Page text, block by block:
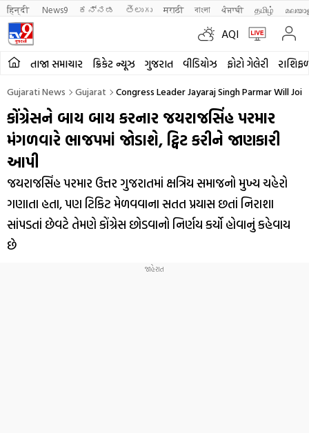
हिन्दी News9 ಕನ್ನಡ తెలుగు मराठी বাংলা ਪੰਜਾਬੀ தமிழ்
AQI
તાજા સમાચાર ક્રિકેટ ન્યૂઝ ગુજરાત વીડિયોઝ ફોટો ગેલેરી
Gujarati News Gujarat Congress Leader Jayaraj Singh Parmar Will
કોંગ્રેસને બાય બાય કરનાર જયરાજસિંહ પરમાર
મંગળવારે ભાજપમાં જોડાશે, ટ્વિટ કરીને જાણકારી
આપી
જયરાજસિંહ પરમાર ઉત્તર ગુજરાતમાં ક્ષત્રિય સમાજનો મુખ્ય ચહેરો
ગણાતા હતા, પણ ટિકિટ મેળવવાના સતત પ્રયાસ છતાં નિરાશા
સાંપડતાં છેવટે તેમણે કોંગ્રેસ છોડવાનો નિર્ણય કર્યો હોવાનું કહેવાય
છે